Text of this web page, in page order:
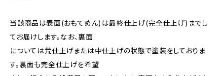
当該商品は表面(おもてめん)は最終仕上げ(完全仕上げ)までし
てお届けします。なお、裏面
については荒仕上げまたは中仕上げの状態で塗装をしておりま
す。裏面も完全仕上げを希望